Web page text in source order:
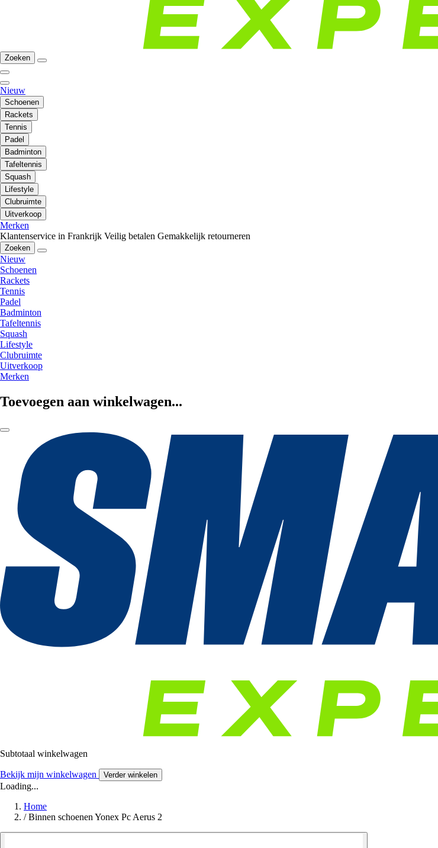
Zoeken
Nieuw
Schoenen
Rackets
Tennis
Padel
Badminton
Tafeltennis
Squash
Lifestyle
Clubruimte
Uitverkoop
Merken
Klantenservice in Frankrijk Veilig betalen Gemakkelijk retourneren
Zoeken
Nieuw
Schoenen
Rackets
Tennis
Padel
Badminton
Tafeltennis
Squash
Lifestyle
Clubruimte
Uitverkoop
Merken
Toevoegen aan winkelwagen...
Subtotaal winkelwagen
Bekijk mijn winkelwagen Verder winkelen
Loading...
Home
/ Binnen schoenen Yonex Pc Aerus 2